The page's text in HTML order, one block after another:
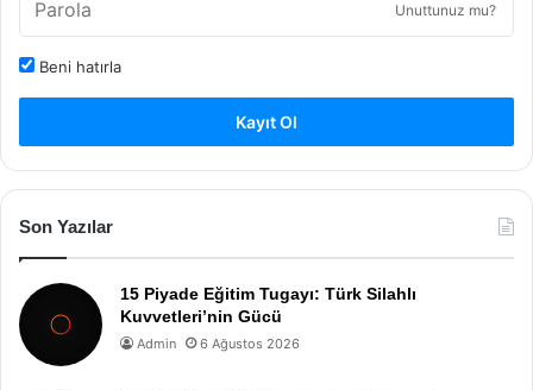
Unuttunuz mu?
Beni hatırla
Kayıt Ol
Son Yazılar
15 Piyade Eğitim Tugayı: Türk Silahlı
Kuvvetleri’nin Gücü
Admin 6 Ağustos 2026